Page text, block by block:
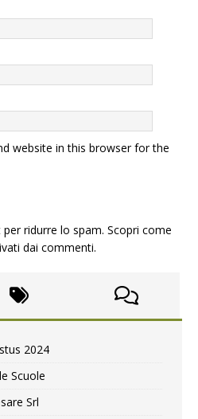
website in this browser for the
ridurre lo spam. Scopri come
dai commenti.
2024
Scuole
Srl